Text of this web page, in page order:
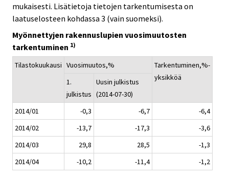
mukaisesti. Lisätietoja tietojen tarkentumisesta on
laatuselosteen kohdassa 3 (vain suomeksi).
Myönnettyjen rakennuslupien vuosimuutosten
tarkentuminen 1)
Tilastokuukausi Vuosimuutos,%
Tarkentuminen,%-
yksikköä
1.
julkistus
Uusin julkistus
(2014-07-30)
2014/01
-0,3 -6,7
-6,4
2014/02
-13,7 -17,3
-3,6
2014/03
29,8 28,5
-1,3
2014/04
-10,2 -11,4 -1,2